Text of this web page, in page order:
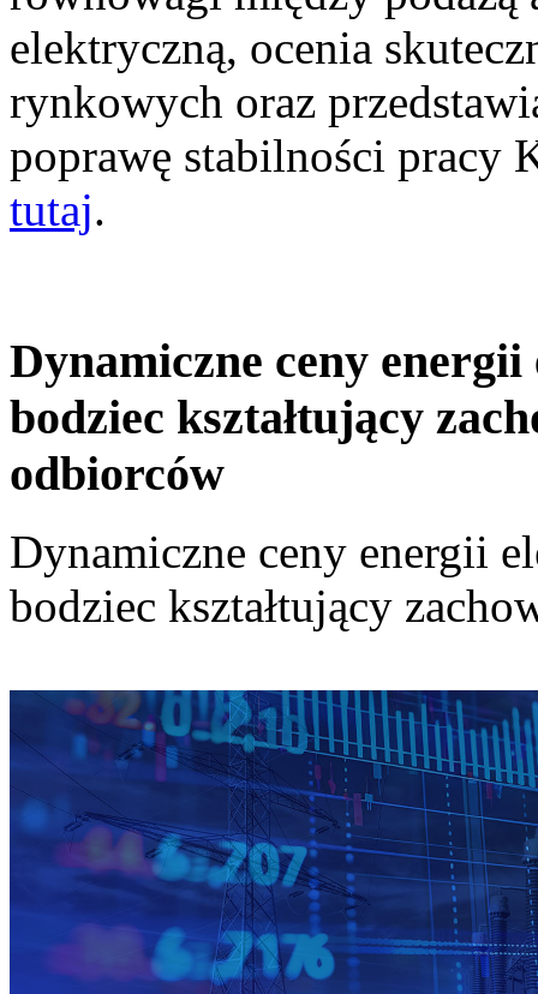
elektryczną, ocenia
rynkowych oraz
poprawę stabilności pracy
tutaj.
Dynamiczne ceny
bodziec kształtujący
odbiorców
Dynamiczne ceny energii
bodziec kształtujący